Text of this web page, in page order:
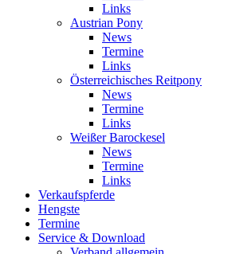
Links
Austrian Pony
News
Termine
Links
Österreichisches Reitpony
News
Termine
Links
Weißer Barockesel
News
Termine
Links
Verkaufspferde
Hengste
Termine
Service & Download